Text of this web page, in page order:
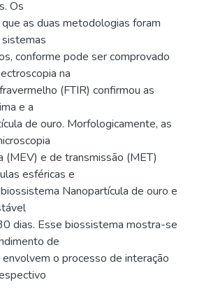
Os
as duas metodologias foram
conforme pode ser comprovado
na
(FTIR) confirmou as
e a
de ouro. Morfologicamente, as
(MEV) e de transmissão (MET)
esféricas e
Nanopartícula de ouro e
dias. Esse biossistema mostra-se
de
o processo de interação